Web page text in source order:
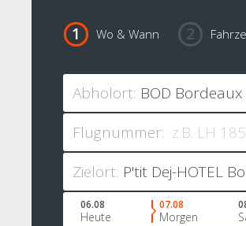
Wo & Wann
Abholort:
Flugnummer:
Zielort:
06.08
Heute
07.08
Morgen